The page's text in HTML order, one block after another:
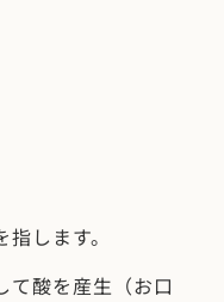
します。
て酸を産生（お口